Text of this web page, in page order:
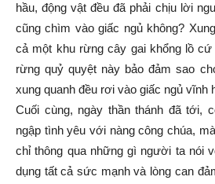
hầu, động vật đều đã phải chịu lời
cũng chìm vào giấc ngủ không?
cả một khu rừng cây gai khổng lồ
rừng quỷ quyệt này bảo đảm sao
xung quanh đều rơi vào giấc ngủ vĩnh
Cuối cùng, ngày thần thánh đã tới,
ngập tình yêu với nàng công chúa,
chỉ thông qua những gì người ta nói
dụng tất cả sức mạnh và lòng can